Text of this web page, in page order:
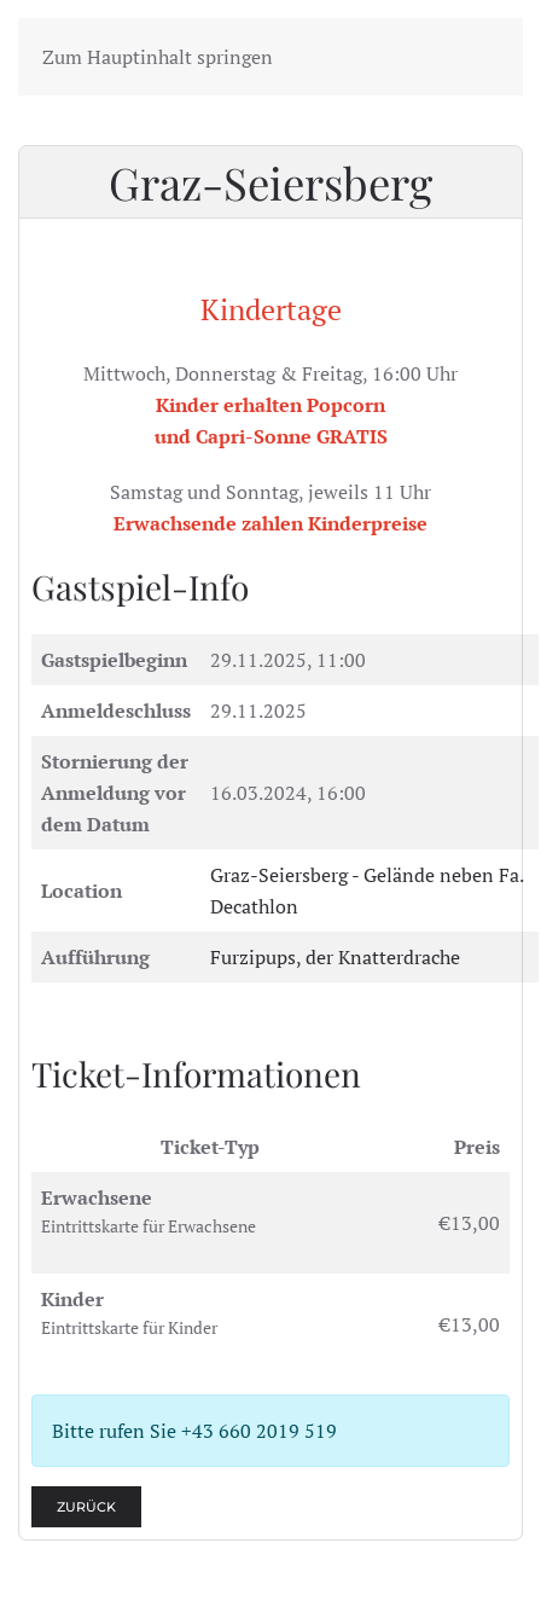
Zum Hauptinhalt springen
Graz-Seiersberg
Kindertage
Mittwoch, Donnerstag & Freitag, 16:00 Uhr
Kinder erhalten Popcorn
und Capri-Sonne GRATIS
Samstag und Sonntag, jeweils 11 Uhr
Erwachsende zahlen Kinderpreise
Gastspiel-Info
Gastspielbeginn
29.11.2025, 11:00
Anmeldeschluss
29.11.2025
Stornierung der
Anmeldung vor
dem Datum
16.03.2024, 16:00
Location
Graz-Seiersberg - Gelände neben Fa.
Decathlon
Aufführung
Furzipups, der Knatterdrache
Ticket-Informationen
Ticket-Typ
Preis
Erwachsene
Eintrittskarte für Erwachsene €13,00
Kinder
Eintrittskarte für Kinder €13,00
Bitte rufen Sie +43 660 2019 519
ZURÜCK